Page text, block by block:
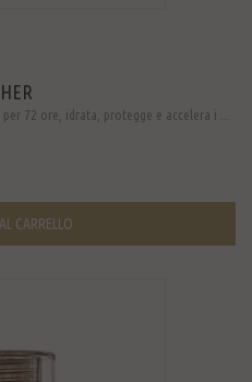
72 ore, idrata, protegge e accelera i ...
CARRELLO